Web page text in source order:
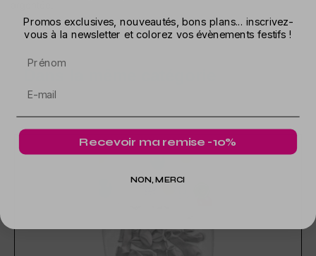
Promos exclusives, nouveautés, bons plans... inscrivez-
vous à la newsletter et colorez vos évènements festifs !
Recevoir ma remise -10%
NON, MERCI